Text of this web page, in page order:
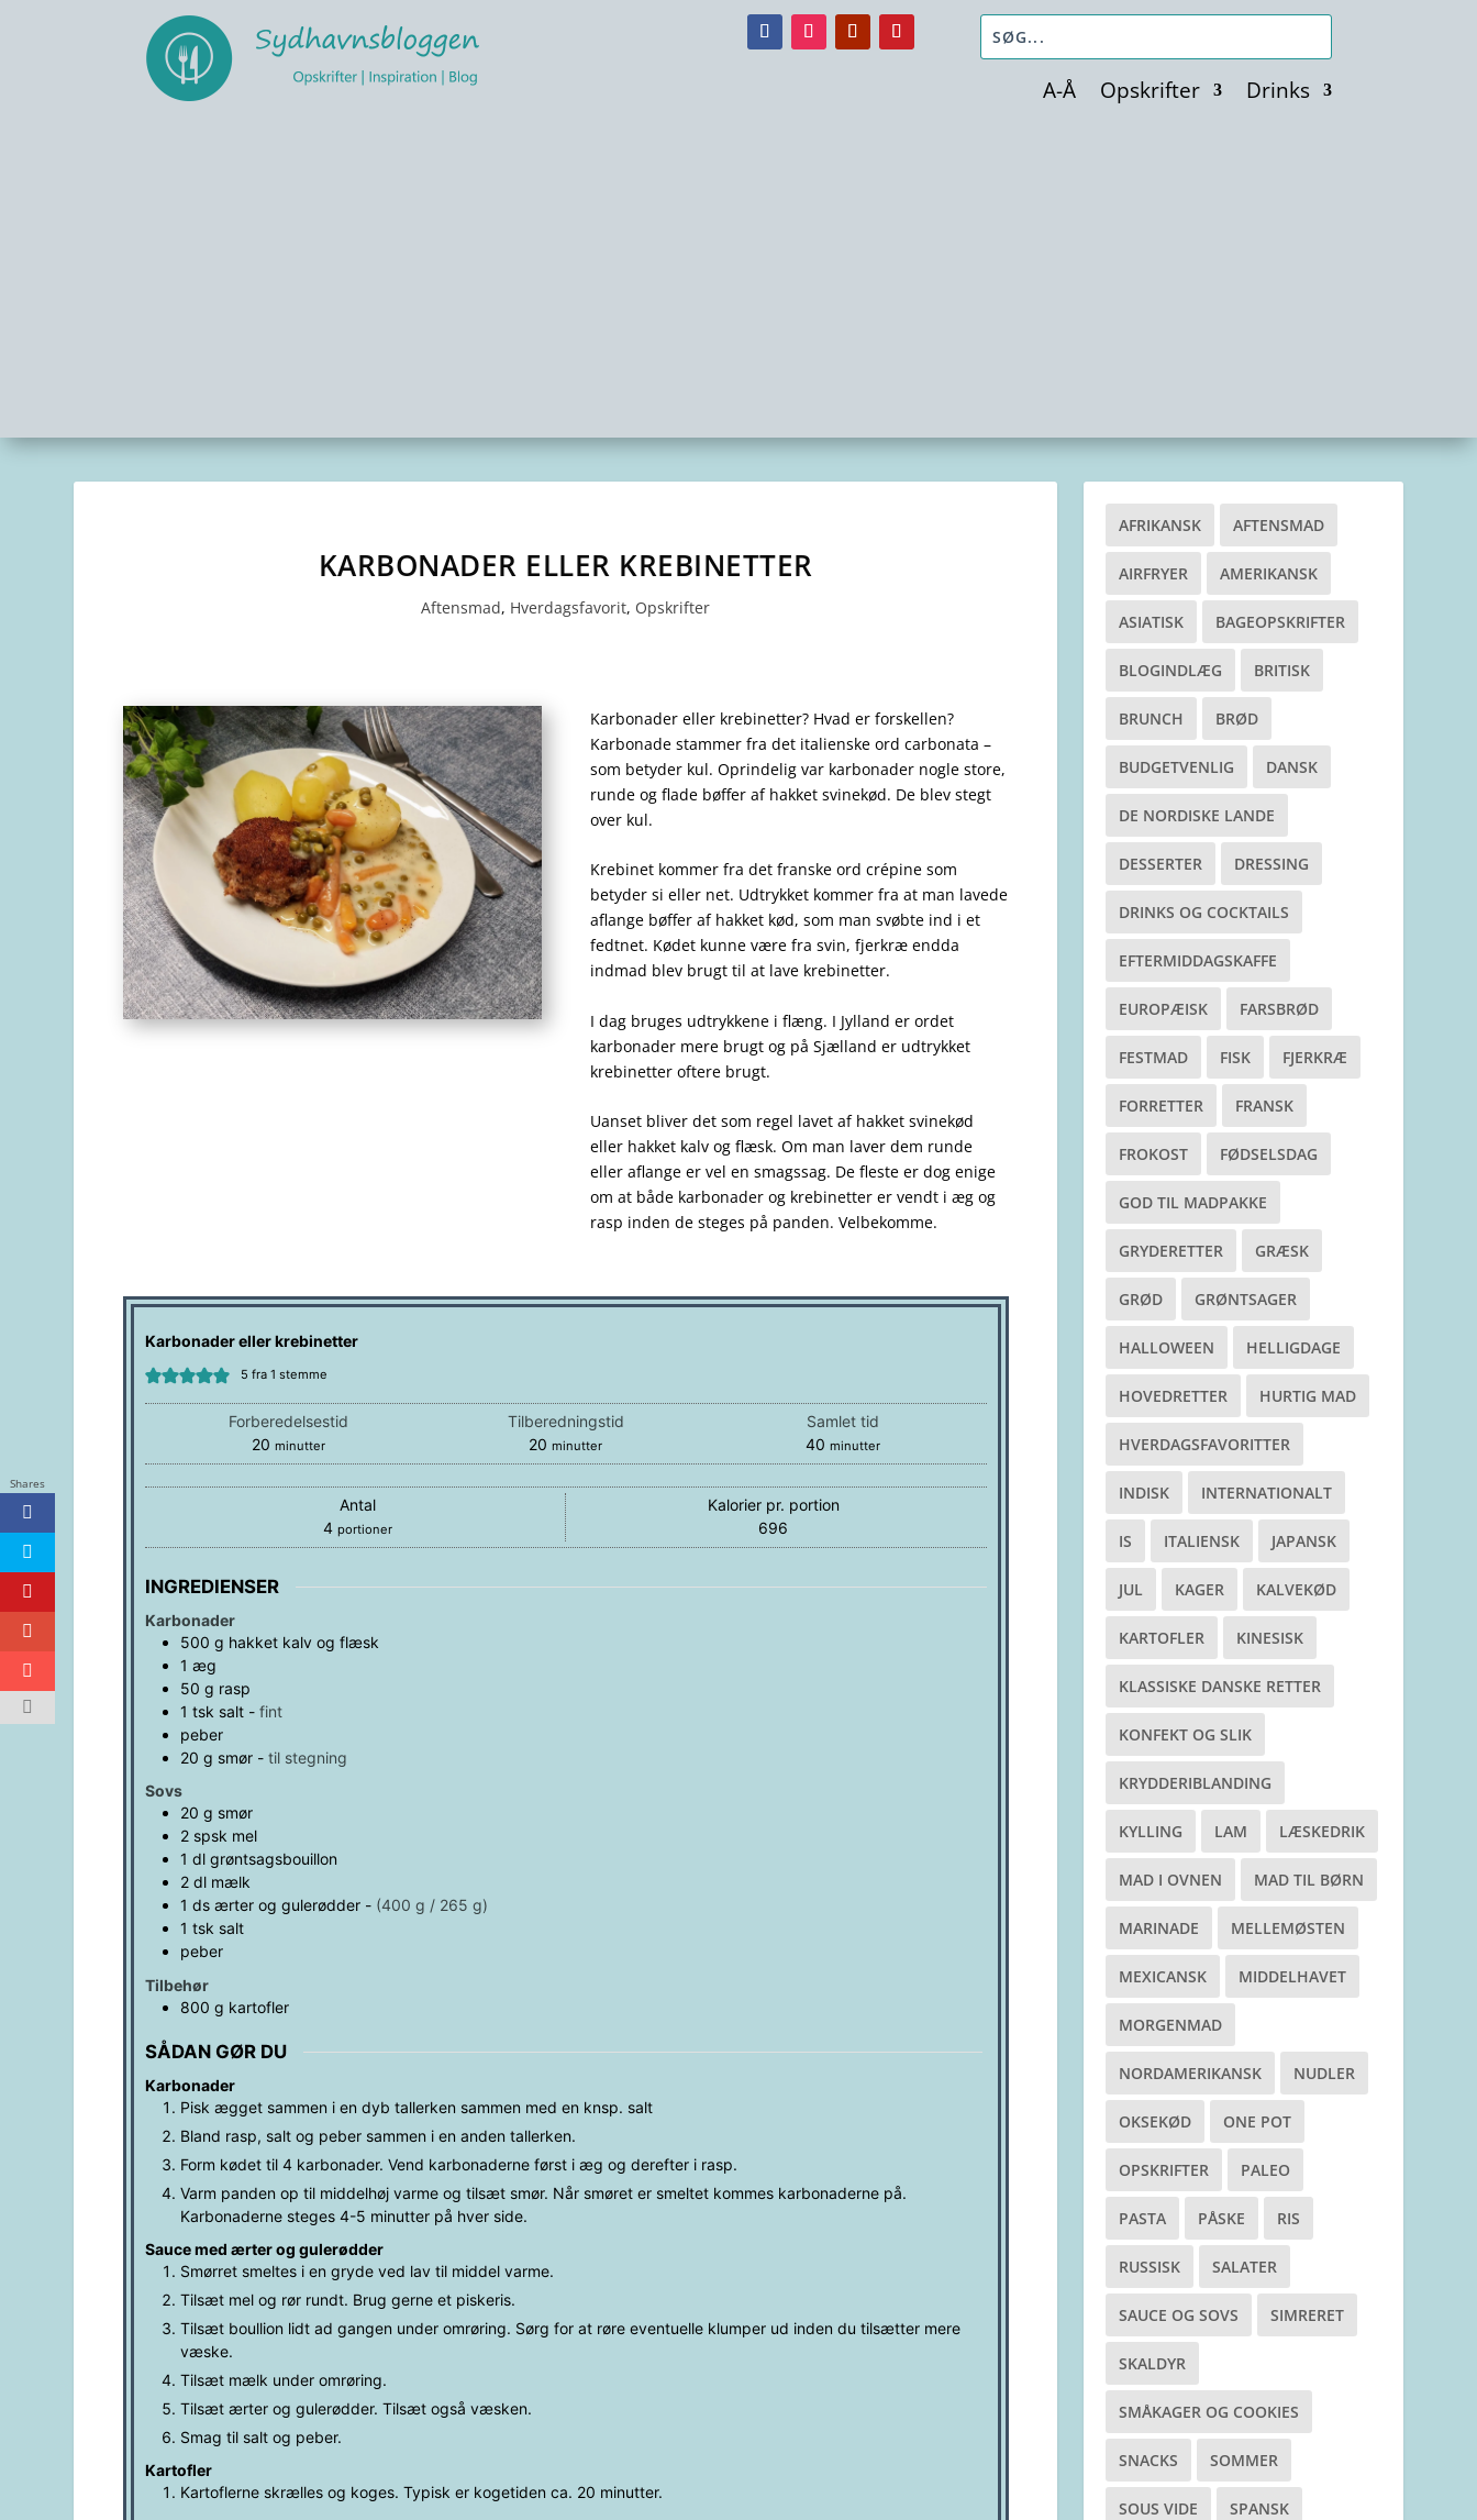
A-Å Opskrifter Drinks
KARBONADER ELLER KREBINETTER
Aftensmad, Hverdagsfavorit, Opskrifter
Karbonader eller krebinetter? Hvad er forskellen?
Karbonade stammer fra det italienske ord carbonata –
som betyder kul. Oprindelig var karbonader nogle store,
runde og flade bøffer af hakket svinekød. De blev stegt
over kul.
Krebinet kommer fra det franske ord crépinesom
betyder si eller net. Udtrykket kommer fra at man lavede
aflange bøffer af hakket kød, som man svøbte ind i et
fedtnet. Kødet kunne være fra svin, fjerkræ endda
indmad blev brugt til at lave krebinetter.
I dag bruges udtrykkene i flæng. I Jylland er ordet
karbonader mere brugt og på Sjælland er udtrykket
krebinetter oftere brugt.
Uanset bliver det som regel lavet af hakket svinekød
eller hakket kalv og flæsk. Om man laver dem runde
eller aflange er vel en smagssag. De fleste er dog enige
om at både karbonader og krebinetter er vendt i æg og
rasp inden de steges på panden. Velbekomme.
Karbonader eller krebinetter
5 fra 1 stemme
Forberedelsestid
20 minutter
minutter
Tilberedningstid
20 minutter
minutter
Samlet tid
40minutter
minutter
Antal
4 portioner
Kalorier pr. portion
696
INGREDIENSER
Karbonader
500 g hakket kalv og flæsk
1 æg
50 g rasp
1 tsk salt- fint
peber
20 g smør- til stegning
Sovs
20 g smør
2 spsk mel
1 dl grøntsagsbouillon
2 dl mælk
1 ds ærter og gulerødder- (400 g / 265 g)
1 tsk salt
peber
Tilbehør
800 g kartofler
SÅDAN GØR DU
Karbonader
Pisk ægget sammen i en dyb tallerken sammen med en knsp. salt
Bland rasp, salt og peber sammen i en anden tallerken.
Form kødet til 4 karbonader. Vend karbonaderne først i æg og derefter i rasp.
Varm panden op til middelhøj varme og tilsæt smør. Når smøret er smeltet kommes karbonaderne på.
Karbonaderne steges 4-5 minutter på hver side.
Sauce med ærter og gulerødder
Smørret smeltes i en gryde ved lav til middel varme.
Tilsæt mel og rør rundt. Brug gerne et piskeris.
Tilsæt boullion lidt ad gangen under omrøring. Sørg for at røre eventuelle klumper ud inden du tilsætter mere
væske.
Tilsæt mælk under omrøring.
Tilsæt ærter og gulerødder. Tilsæt også væsken.
Smag til salt og peber.
Kartofler
Kartoflerne skrælles og koges. Typisk er kogetiden ca. 20 minutter.
AFRIKANSK AFTENSMAD
AIRFRYER AMERIKANSK
ASIATISK BAGEOPSKRIFTER
BLOGINDLÆG BRITISK
BRUNCH BRØD
BUDGETVENLIG DANSK
DE NORDISKE LANDE
DESSERTER DRESSING
DRINKS OG COCKTAILS
EFTERMIDDAGSKAFFE
EUROPÆISK FARSBRØD
FESTMAD FISK FJERKRÆ
FORRETTER FRANSK
FROKOST FØDSELSDAG
GOD TIL MADPAKKE
GRYDERETTER GRÆSK
GRØD GRØNTSAGER
HALLOWEEN HELLIGDAGE
HOVEDRETTER HURTIG MAD
HVERDAGSFAVORITTER
INDISK INTERNATIONALT
IS ITALIENSK JAPANSK
JUL KAGER KALVEKØD
KARTOFLER KINESISK
KLASSISKE DANSKE RETTER
KONFEKT OG SLIK
KRYDDERIBLANDING
KYLLING LAM LÆSKEDRIK
MAD I OVNEN MAD TIL BØRN
MARINADE MELLEMØSTEN
MEXICANSK MIDDELHAVET
MORGENMAD
NORDAMERIKANSK NUDLER
OKSEKØD ONE POT
OPSKRIFTER PALEO
PASTA PÅSKE RIS
RUSSISK SALATER
SAUCE OG SOVS SIMRERET
SKALDYR
SMÅKAGER OG COOKIES
SNACKS SOMMER
SOUS VIDE SPANSK
Shares